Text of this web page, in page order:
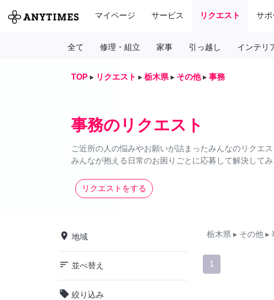
マイページ サービス リクエスト サポ
全て 修理・組立 家事 引っ越し インテリ
TOP ▸ リクエスト ▸ 栃木県 ▸ その他 ▸ 事務
事務のリクエスト
ご近所の人の悩みやお願いが詰まったみんなのリクエス
みんなが抱える日常のお困りごとに応募して解決してみ
リクエストをする
place 地域
sort 並べ替え
local_offer 絞り込み
栃木県 ▸ その他 ▸
1